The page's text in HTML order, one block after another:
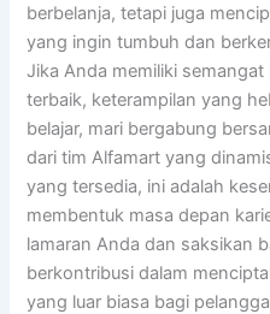
berbelanja, tetapi juga
yang ingin tumbuh dan
Jika Anda memiliki
terbaik, keterampilan yang
belajar, mari bergabung
dari tim Alfamart yang
yang tersedia, ini adalah
membentuk masa depan
lamaran Anda dan saksikan
berkontribusi dalam
yang luar biasa bagi